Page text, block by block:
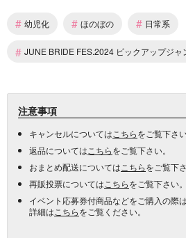
# 幼児化 # ほのぼの # 日常系
# JUNE BRIDE FES.2024 ピックアップジャ
注意事項
キャンセルについては こちらをご覧下さい
返品については こちらをご覧下さい。
おまとめ配送については こちらをご覧下さ
再販投票については こちらをご覧下さい。
イベント応募券付商品などをご購入の際
詳細は こちらをご覧ください。